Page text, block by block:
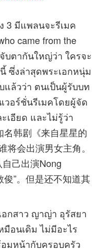
3 มีแพลนจะรีเมค
came from the
บตากันใหญ่ว่า ใครจะ
ซึ่งล่าสุดพระเอกหนุ่ม
ล้วว่า ตนเป็นผู้รับบท
วอร์ชั่นรีเมคโดยผู้จัด
เอียด และไม่รู้ว่า
名韩剧《来自星星的
会出演男女主角。
己出演Nong
”。但是还不知道其
อกสาว ญาญ่า อุรัสยา
อนเดิม ไม่มีอะไร
มหน้ากับครอบครัว